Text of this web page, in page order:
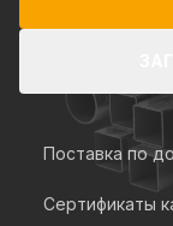
Поставка по
Сертификаты